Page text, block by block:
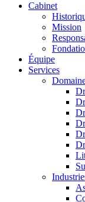
Cabinet
Mission
Équipe
Services